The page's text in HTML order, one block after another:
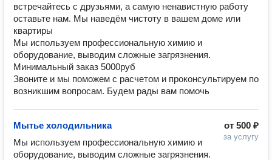
встречайтесь с друзьями, а самую ненавистную работу
оставьте нам. Мы наведём чистоту в вашем доме или
квартиры
Мы используем профессиональную химию и
оборудование, выводим сложные загрязнения.
Минимальный заказ 5000руб
Звоните и мы поможем с расчетом и проконсультируем по
возникшим вопросам. Будем рады вам помочь
от 500 ₽
за услугу
Мытье холодильника
Мы используем профессиональную химию и
оборудование, выводим сложные загрязнения.